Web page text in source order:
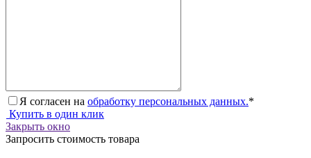
Я согласен на обработку персональных данных.*
Купить в один клик
Закрыть окно
Запросить стоимость товара